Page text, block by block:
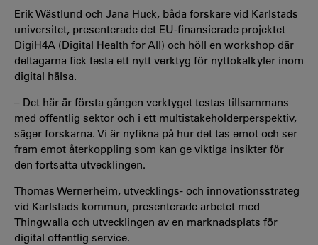
Erik Wästlund och Jana Huck, båda forskare vid Karlstads
universitet, presenterade det EU-finansierade projektet
DigiH4A (Digital Health for All) och höll en workshop där
deltagarna fick testa ett nytt verktyg för nyttokalkyler inom
digital hälsa.
– Det här är första gången verktyget testas tillsammans
med offentlig sektor och i ett multistakeholderperspektiv,
säger forskarna. Vi är nyfikna på hur det tas emot och ser
fram emot återkoppling som kan ge viktiga insikter för
den fortsatta utvecklingen.
Thomas Wernerheim, utvecklings- och innovationsstrateg
vid Karlstads kommun, presenterade arbetet med
Thingwalla och utvecklingen av en marknadsplats för
digital offentlig service.